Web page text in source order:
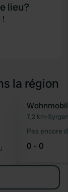
lieu?
!
la région
Préféré7,2 km•
Pas encore
0 - 0